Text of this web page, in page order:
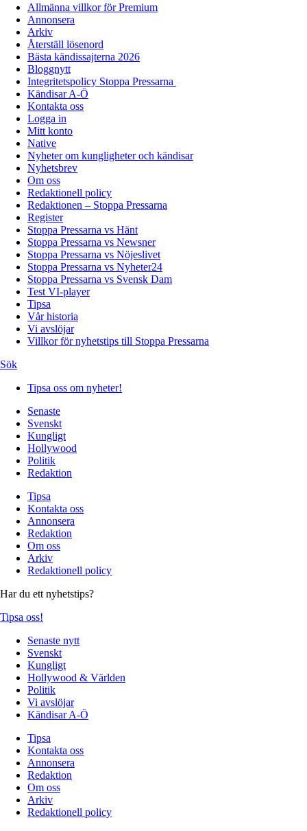
Allmänna villkor för Premium
Annonsera
Arkiv
Återställ lösenord
Bästa kändissajterna 2026
Bloggnytt
Integritetspolicy Stoppa Pressarna
Kändisar A-Ö
Kontakta oss
Logga in
Mitt konto
Native
Nyheter om kungligheter och kändisar
Nyhetsbrev
Om oss
Redaktionell policy
Redaktionen – Stoppa Pressarna
Register
Stoppa Pressarna vs Hänt
Stoppa Pressarna vs Newsner
Stoppa Pressarna vs Nöjeslivet
Stoppa Pressarna vs Nyheter24
Stoppa Pressarna vs Svensk Dam
Test VI-player
Tipsa
Vår historia
Vi avslöjar
Villkor för nyhetstips till Stoppa Pressarna
Sök
Tipsa oss om nyheter!
Senaste
Svenskt
Kungligt
Hollywood
Politik
Redaktion
Tipsa
Kontakta oss
Annonsera
Redaktion
Om oss
Arkiv
Redaktionell policy
Har du ett nyhetstips?
Tipsa oss!
Senaste nytt
Svenskt
Kungligt
Hollywood & Världen
Politik
Vi avslöjar
Kändisar A-Ö
Tipsa
Kontakta oss
Annonsera
Redaktion
Om oss
Arkiv
Redaktionell policy